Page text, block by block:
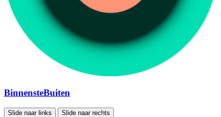
BinnensteBuiten
Slide naar links Slide naar rechts